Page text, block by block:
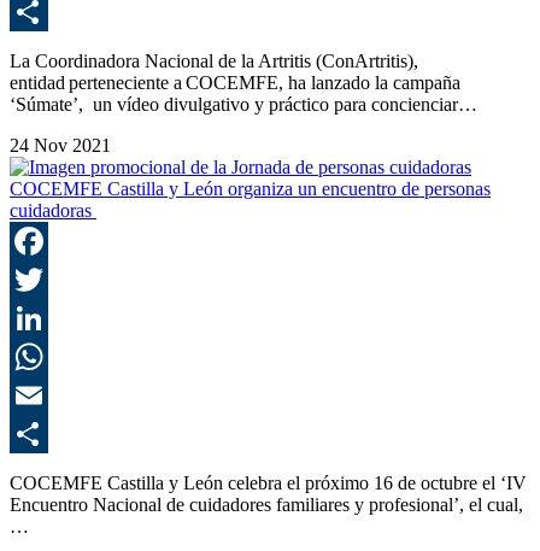
La Coordinadora Nacional de la Artritis (ConArtritis),
entidad perteneciente a COCEMFE, ha lanzado la campaña
‘Súmate’, un vídeo divulgativo y práctico para concienciar…
24 Nov 2021
COCEMFE Castilla y León organiza un encuentro de personas
cuidadoras
COCEMFE Castilla y León celebra el próximo 16 de octubre el ‘IV
Encuentro Nacional de cuidadores familiares y profesional’, el cual,
…